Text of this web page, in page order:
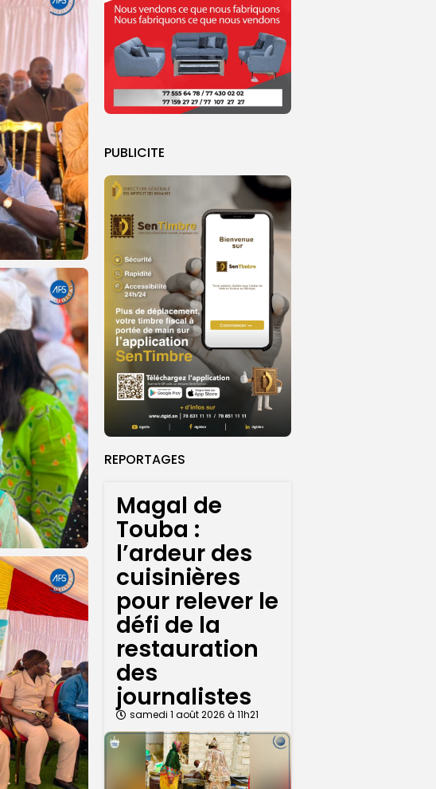
PUBLICITE
REPORTAGES
Magal de
Touba :
l’ardeur des
cuisinières
pour relever le
défi de la
restauration
des
journalistes
samedi 1 août 2026 à 11h21